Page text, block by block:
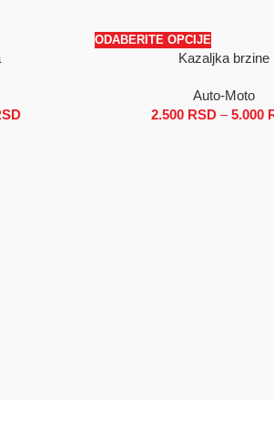
Raspon cena: od 3.200 RSD do 5.000
ODABERITE OPCIJE
Kazaljka brzine
Auto-Moto
2.500 RSD – 5.000